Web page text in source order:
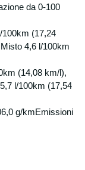
da 0-100
100km (17,24
4,6 l/100km
(14,08 km/l),
l/100km (17,54
g/kmEmissioni